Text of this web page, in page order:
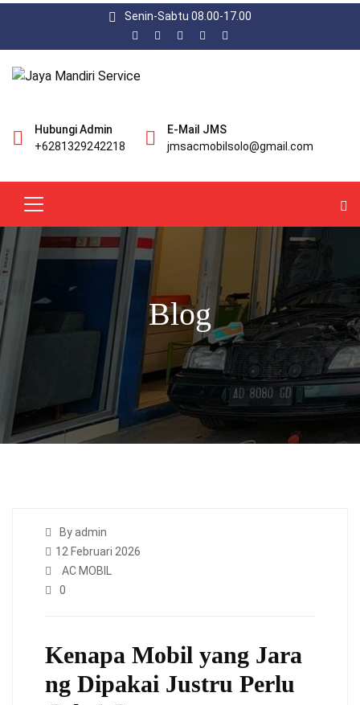
Senin-Sabtu 08.00-17.00
Hubungi Admin
+6281329242218
E-Mail JMS
jmsacmobilsolo@gmail.com
Blog
By admin
12 Februari 2026
AC MOBIL
0
Kenapa Mobil yang Jara
ng Dipakai Justru Perlu